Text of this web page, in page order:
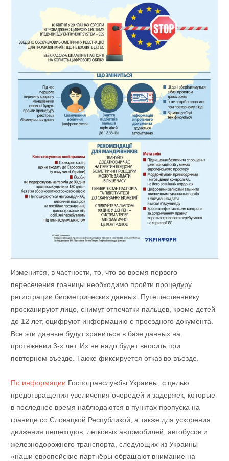
Изменится, в частности, то, что во время первого
пересечения границы необходимо пройти процедуру
регистрации биометрических данных. Путешественнику
просканируют лицо, снимут отпечатки пальцев, кроме детей
до 12 лет, оцифруют информацию с проездного документа.
Все эти данные будут храниться в базе данных на
протяжении 3-х лет. Их не надо будет вносить при
повторном въезде. Также фиксируется отказ во въезде.
По информации Госпогранслужбы Украины, с целью
предотвращения увеличения очередей и задержек, которые
в последнее время наблюдаются в пунктах пропуска на
границе со Словацкой Республикой, а также для ускорения
движения пешеходов, легковых автомобилей, автобусов и
железнодорожного транспорта, следующих из Украины
«наши европейские партнёры обращают внимание на